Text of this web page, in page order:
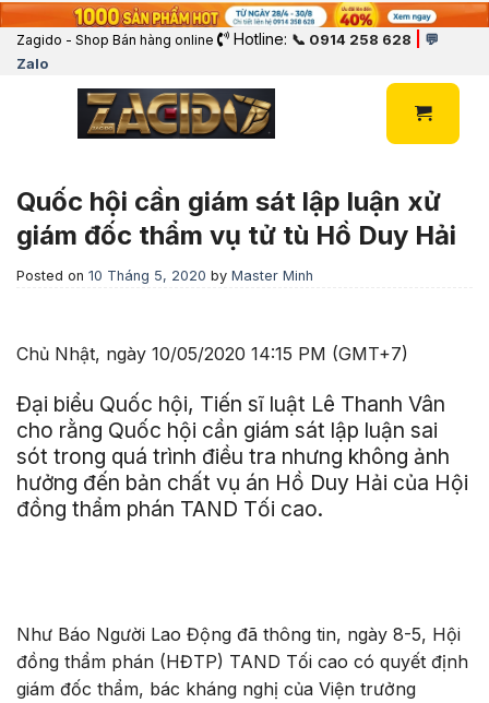
Zagido - Shop Bán hàng online Hotline: 📞 0914 258 628
💬
Zalo
Quốc hội cần giám sát lập luận xử
giám đốc thẩm vụ tử tù Hồ Duy Hải
Posted on 10 Tháng 5, 2020 by Master Minh
Chủ Nhật, ngày 10/05/2020 14:15 PM (GMT+7)
Đại biểu Quốc hội, Tiến sĩ luật Lê Thanh Vân
cho rằng Quốc hội cần giám sát lập luận sai
sót trong quá trình điều tra nhưng không ảnh
hưởng đến bản chất vụ án Hồ Duy Hải của Hội
đồng thẩm phán TAND Tối cao.
Như Báo Người Lao Động đã thông tin, ngày 8-5, Hội
đồng thẩm phán (HĐTP) TAND Tối cao có quyết định
giám đốc thẩm, bác kháng nghị của Viện trưởng